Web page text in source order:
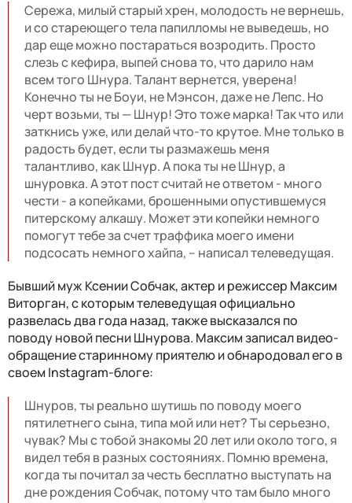
Сережа, милый старый хрен, молодость не вернешь,
и со стареющего тела папилломы не выведешь, но
дар еще можно постараться возродить. Просто
слезь с кефира, выпей снова то, что дарило нам
всем того Шнура. Талант вернется, уверена!
Конечно ты не Боуи, не Мэнсон, даже не Лепс. Но
черт возьми, ты — Шнур! Это тоже марка! Так что или
заткнись уже, или делай что-то крутое. Мне только в
радость будет, если ты размажешь меня
талантливо, как Шнур. А пока ты не Шнур, а
шнуровка. А этот пост считай не ответом - много
чести - а копейками, брошенными опустившемуся
питерскому алкашу. Может эти копейки немного
помогут тебе за счет траффика моего имени
подсосать немного хайпа, – написал телеведущая.
Бывший муж Ксении Собчак, актер и режиссер Максим
Виторган, с которым телеведущая официально
развелась два года назад, также высказался по
поводу новой песни Шнурова. Максим записал видео-
обращение старинному приятелю и обнародовал его в
своем Instagram-блоге:
Шнуров, ты реально шутишь по поводу моего
пятилетнего сына, типа мой или нет? Ты серьезно,
чувак? Мы с тобой знакомы 20 лет или около того, я
видел тебя в разных состояниях. Помню времена,
когда ты почитал за честь бесплатно выступать на
дне рождения Собчак, потому что там было много